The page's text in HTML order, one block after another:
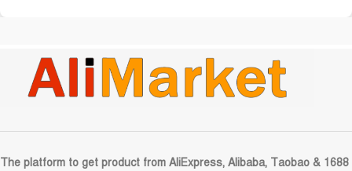
The platform to get product from AliExpress, Alibaba, Taobao & 1688